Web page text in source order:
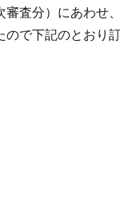
査分）にあわせ
で下記のとおり